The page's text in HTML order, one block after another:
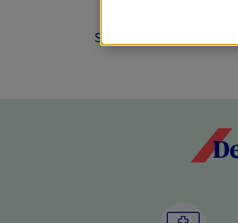
SANTÉ ET PRÉVOYANCE